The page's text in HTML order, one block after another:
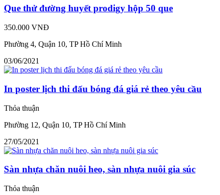
Que thử đường huyết prodigy hộp 50 que
350.000 VNĐ
Phường 4, Quận 10, TP Hồ Chí Minh
03/06/2021
In poster lịch thi đấu bóng đá giá rẻ theo yêu cầu
Thỏa thuận
Phường 12, Quận 10, TP Hồ Chí Minh
27/05/2021
Sàn nhựa chăn nuôi heo, sàn nhựa nuôi gia súc
Thỏa thuận